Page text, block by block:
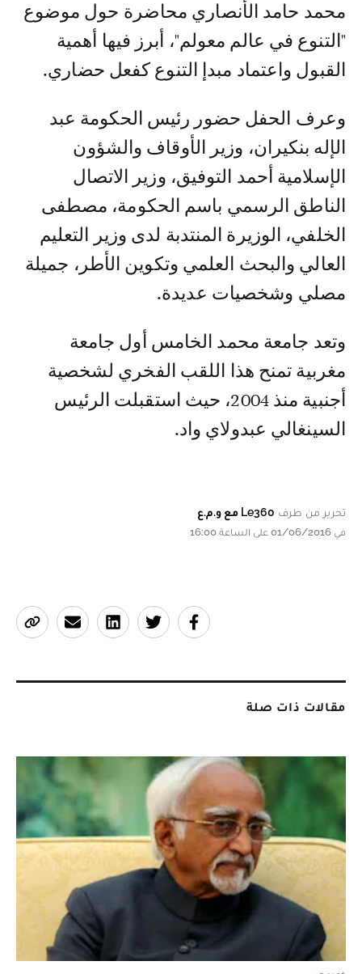
محمد حامد الأنصاري محاضرة حول موضوع
"التنوع في عالم معولم"، أبرز فيها أهمية
القبول واعتماد مبدإ التنوع كفعل حضاري.
وعرف الحفل حضور رئيس الحكومة عبد
الإله بنكيران، وزير الأوقاف والشؤون
الإسلامية أحمد التوفيق، وزير الاتصال
الناطق الرسمي باسم الحكومة، مصطفى
الخلفي، الوزيرة المنتدبة لدى وزير التعليم
العالي والبحث العلمي وتكوين الأطر، جميلة
مصلي وشخصيات عديدة.
وتعد جامعة محمد الخامس أول جامعة
مغربية تمنح هذا اللقب الفخري لشخصية
أجنبية منذ 2004، حيث استقبلت الرئيس
السينغالي عبدولاي واد.
تحرير من طرف Le360 مع و.م.ع
في 01/06/2016 على الساعة 16:00
مقالات ذات صلة